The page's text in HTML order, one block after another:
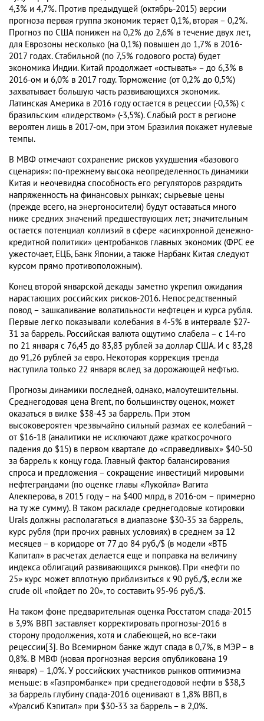
4,3% и 4,7%. Против предыдущей (октябрь-2015) версии
прогноза первая группа экономик теряет 0,1%, вторая – 0,2%.
Прогноз по США понижен на 0,2% до 2,6% в течение двух лет,
для Еврозоны несколько (на 0,1%) повышен до 1,7% в 2016-
2017 годах. Стабильной (по 7,5% годового роста) будет
экономика Индии. Китай продолжает «остывать» – до 6,3% в
2016-ом и 6,0% в 2017 году. Торможение (от 0,2% до 0,5%)
захватывает большую часть развивающихся экономик.
Латинская Америка в 2016 году остается в рецессии (-0,3%) с
бразильским «лидерством» (-3,5%). Слабый рост в регионе
вероятен лишь в 2017-ом, при этом Бразилия покажет нулевые
темпы.
В МВФ отмечают сохранение рисков ухудшения «базового
сценария»: по-прежнему высока неопределенность динамики
Китая и неочевидна способность его регуляторов разрядить
напряженность на финансовых рынках; сырьевые цены
(прежде всего, на энергоносители) будут оставаться много
ниже средних значений предшествующих лет; значительным
остается потенциал коллизий в сфере «асинхронной денежно-
кредитной политики» центробанков главных экономик (ФРС ее
ужесточает, ЕЦБ, Банк Японии, а также Нарбанк Китая следуют
курсом прямо противоположным).
Конец второй январской декады заметно укрепил ожидания
нарастающих российских рисков-2016. Непосредственный
повод – зашкаливание волатильности нефтецен и курса рубля.
Первые легко показывали колебания в 4-5% в интервале $27-
31 за баррель. Российская валюта ощутимо слабела – с 14-го
по 21 января с 76,45 до 83,83 рублей за доллар США. И с 83,28
до 91,26 рублей за евро. Некоторая коррекция тренда
наступила только 22 января вслед за дорожающей нефтью.
Прогнозы динамики последней, однако, малоутешительны.
Среднегодовая цена Brent, по большинству оценок, может
оказаться в вилке $38-43 за баррель. При этом
высоковероятен чрезвычайно сильный размах ее колебаний –
от $16-18 (аналитики не исключают даже краткосрочного
падения до $15) в первом квартале до «справедливых» $40-50
за баррель к концу года. Главный фактор балансирования
спроса и предложения – сокращение инвестиций мировыми
нефтеграндами (по оценке главы «Лукойла» Вагита
Алекперова, в 2015 году – на $400 млрд, в 2016-ом – примерно
на ту же сумму). В таком раскладе среднегодовые котировки
Urals должны располагаться в диапазоне $30-35 за баррель,
курс рубля (при прочих равных условиях) в среднем за 12
месяцев – в коридоре от 77 до 84 руб./$ (в модели «ВТБ
Капитал» в расчетах делается еще и поправка на величину
индекса облигаций развивающихся рынков). При «нефти по
25» курс может вплотную приблизиться к 90 руб./$, если же
crude oil «пойдет по 20», то составить 95-96 руб./$.
На таком фоне предварительная оценка Росстатом спада-2015
в 3,9% ВВП заставляет корректировать прогнозы-2016 в
сторону продолжения, хотя и слабеющей, но все-таки
рецессии[3]. Во Всемирном банке ждут спада в 0,7%, в МЭР – в
0,8%. В МВФ (новая прогнозная версия опубликована 19
января) – 1,0%. У российских участников рынков оптимизма
меньше: в «Газпромбанке» при среднегодовой нефти в $38,3
за баррель глубину спада-2016 оценивают в 1,8% ВВП, в
«Уралсиб Кэпитал» при $30-33 за баррель – в 2,0%.